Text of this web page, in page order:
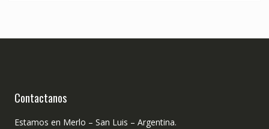
Contactanos
Estamos en Merlo – San Luis – Argentina.